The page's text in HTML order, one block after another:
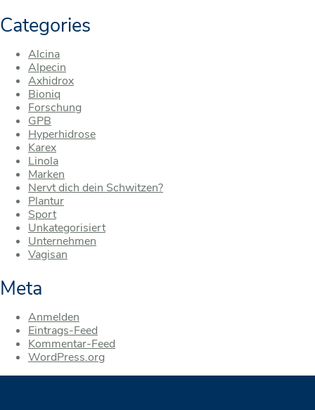
Categories
Alcina
Alpecin
Axhidrox
Bioniq
Forschung
GPB
Hyperhidrose
Karex
Linola
Marken
Nervt dich dein Schwitzen?
Plantur
Sport
Unkategorisiert
Unternehmen
Vagisan
Meta
Anmelden
Eintrags-Feed
Kommentar-Feed
WordPress.org